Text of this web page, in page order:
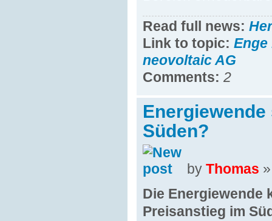
Read full news:
Link to topic: Enge
neovoltaic AG
Comments: 2
Süden?
by Thomas
Die Energiewende
Preisanstieg im